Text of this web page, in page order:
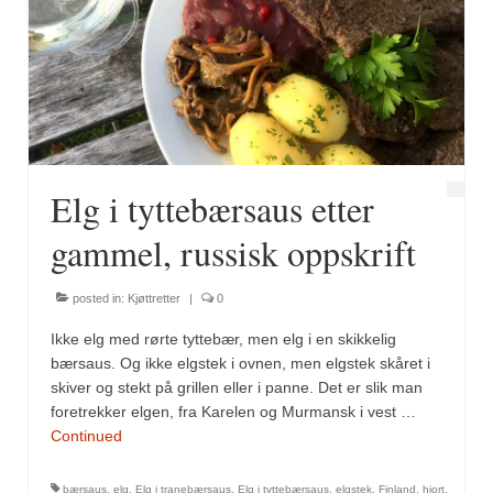
Fugl
Gryteretter
Kjøttretter
Supper
Vegetar
Krydder, oppskrifter
Albóndigaskrydder
Elg i tyttebærsaus etter
gammel, russisk oppskrift
posted in: Kjøttretter | 0
Ikke elg med rørte tyttebær, men elg i en skikkelig
bærsaus. Og ikke elgstek i ovnen, men elgstek skåret i
skiver og stekt på grillen eller i panne. Det er slik man
foretrekker elgen, fra Karelen og Murmansk i vest …
Continued
bærsaus elg Elg i tranebærsaus Elg i tyttebærsaus elgstek Finland hjort